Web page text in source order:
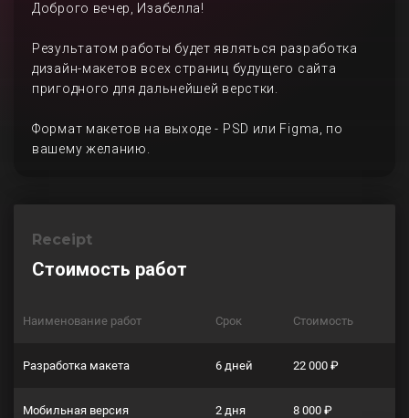
Доброго вечер, Изабелла!
Результатом работы будет являться разработка
дизайн-макетов всех страниц будущего сайта
пригодного для дальнейшей верстки.
Формат макетов на выходе - PSD или Figma, по
вашему желанию.
Receipt
Стоимость работ
Наименование работ Срок Стоимость
Разработка макета 6 дней 22 000 ₽
Мобильная версия 2 дня 8 000 ₽